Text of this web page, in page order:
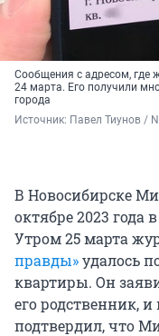
Сообщения с адресом, где
24 марта. Его получили
города
Источник: Павел Тиунов /
В Новосибирске
октябре 2023 года
Утром 25 марта
правды»удалось
квартиры. Он
его родственник,
подтвердил, что